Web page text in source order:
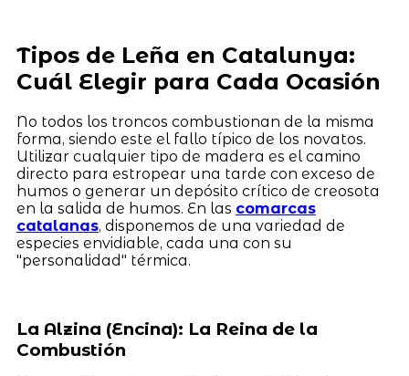
Tipos de Leña en Catalunya:
Cuál Elegir para Cada Ocasión
No todos los troncos combustionan de la misma
forma, siendo este el fallo típico de los novatos.
Utilizar cualquier tipo de madera es el camino
directo para estropear una tarde con exceso de
humos o generar un depósito crítico de creosota
en la salida de humos. En las comarcas
catalanas, disponemos de una variedad de
especies envidiable, cada una con su
"personalidad" térmica.
La Alzina (Encina): La Reina de la
Combustión